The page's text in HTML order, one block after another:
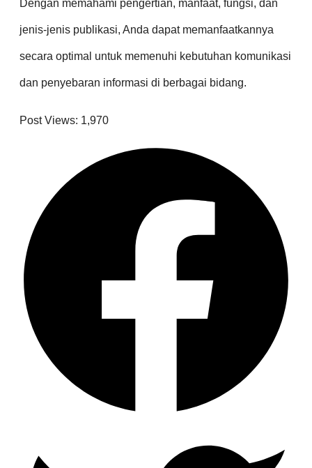
Dengan memahami pengertian, manfaat, fungsi, dan
jenis-jenis publikasi, Anda dapat memanfaatkannya
secara optimal untuk memenuhi kebutuhan komunikasi
dan penyebaran informasi di berbagai bidang.
Post Views: 1,970